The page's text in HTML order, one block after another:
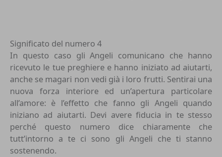
Significato del numero 4
In questo caso gli Angeli comunicano che hanno
ricevuto le tue preghiere e hanno iniziato ad aiutarti,
anche se magari non vedi già i loro frutti. Sentirai una
nuova forza interiore ed un’apertura particolare
all’amore: è l’effetto che fanno gli Angeli quando
iniziano ad aiutarti. Devi avere fiducia in te stesso
perché questo numero dice chiaramente che
tutt’intorno a te ci sono gli Angeli che ti stanno
sostenendo.